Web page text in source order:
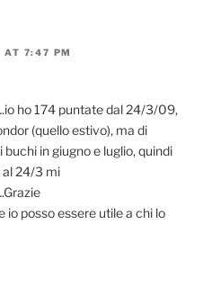
7:47 PM
ho 174 puntate dal 24/3/09,
(quello estivo), ma di
buchi in giugno e luglio, quindi
24/3 mi
io posso essere utile a chi lo